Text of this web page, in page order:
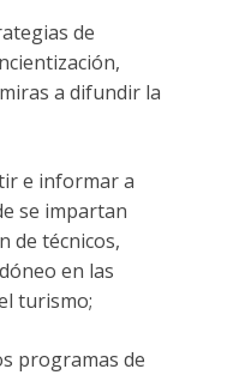
de
a difundir la
e informar a
se impartan
de técnicos,
en las
turismo;
programas de